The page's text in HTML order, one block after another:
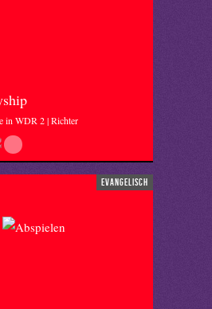
in WDR 2 | Richter
evangelisch